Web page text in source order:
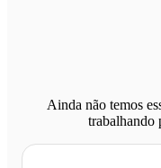
Ainda não temos
trabalhando